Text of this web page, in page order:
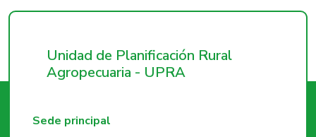
Unidad de Planificación Rural
Agropecuaria - UPRA
Sede principal